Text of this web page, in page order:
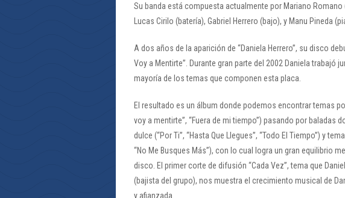
Su banda está compuesta actualmente por Mariano Romano
Lucas Cirilo (batería), Gabriel Herrero (bajo), y Manu Pineda
A dos años de la aparición de “Daniela Herrero”, su disco
Voy a Mentirte”. Durante gran parte del 2002 Daniela trabajó
mayoría de los temas que componen esta placa.
El resultado es un álbum donde podemos encontrar temas
voy a mentirte”, “Fuera de mi tiempo”) pasando por baladas
dulce (“Por Ti”, “Hasta Que Llegues”, “Todo El Tiempo”) y
“No Me Busques Más”), con lo cual logra un gran equilibrio
disco. El primer corte de difusión “Cada Vez”, tema que
(bajista del grupo), nos muestra el crecimiento musical de
y afianzada.